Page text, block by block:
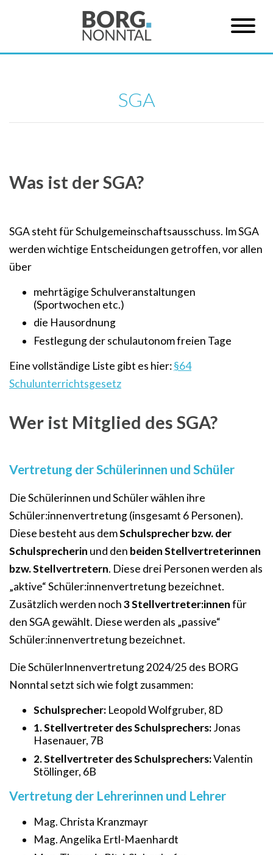
SGA
Was ist der SGA?
SGA steht für Schulgemeinschaftsausschuss. Im SGA
werden wichtige Entscheidungen getroffen, vor allen
über
mehrtägige Schulveranstaltungen
(Sportwochen etc.)
die Hausordnung
Festlegung der schulautonom freien Tage
Eine vollständige Liste gibt es hier:§64
Schulunterrichtsgesetz
Wer ist Mitglied des SGA?
Vertretung der Schülerinnen und Schüler
Die Schülerinnen und Schüler wählen ihre
Schüler:innenvertretung (insgesamt 6 Personen).
Diese besteht aus demSchulsprecher bzw. der
Schulsprecherin und den beiden Stellvertreterinnen
bzw. Stellvertretern. Diese drei Personen werden als
„aktive“ Schüler:innenvertretung bezeichnet.
Zusätzlich werden noch3 Stellvertreter:innenfür
den SGA gewählt. Diese werden als „passive“
Schüler:innenvertretung bezeichnet.
Die SchülerInnenvertretung 2024/25 des BORG
Nonntal setzt sich wie folgt zusammen:
Schulsprecher: Leopold Wolfgruber, 8D
1. Stellvertreter des Schulsprechers:Jonas
Hasenauer, 7B
2. Stellvertreter des Schulsprechers:Valentin
Stöllinger, 6B
Vertretung der Lehrerinnen und Lehrer
Mag. Christa Kranzmayr
Mag. Angelika Ertl-Maenhardt